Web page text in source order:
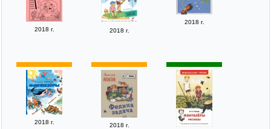
2018 г. 2018 г.
2018 г.
2018 г.
2018 г.